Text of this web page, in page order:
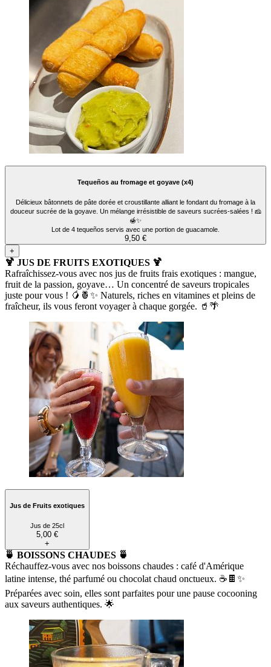
Tequeños au fromage et goyave (x4)
Délicieux bâtonnets de pâte dorée et croustillante alliant le fondant du fromage à la
douceur sucrée de la goyave. Un mélange irrésistible de saveurs sucrées-salées ! 🧀
🍯✨
Lot de 4 tequeños servis avec une portion de guacamole.
9,50 €
+
🍹 JUS DE FRUITS EXOTIQUES 🍹
Rafraîchissez-vous avec nos jus de fruits frais exotiques : mangue,
fruit de la passion, goyave… Un concentré de saveurs tropicales
juste pour vous ! 🥭🍍✨ Naturels, riches en vitamines et pleins de
fraîcheur, ils vous feront voyager à chaque gorgée. 🥤🌴
Jus de Fruits exotiques
Jus de 25cl
5,00 €
+
🍵 BOISSONS CHAUDES 🍵
Réchauffez-vous avec nos boissons chaudes : café d'Amérique
latine intense, thé parfumé ou chocolat chaud onctueux. ☕🍫✨
Préparées avec soin, elles sont parfaites pour une pause cocooning
aux saveurs authentiques. 🌟